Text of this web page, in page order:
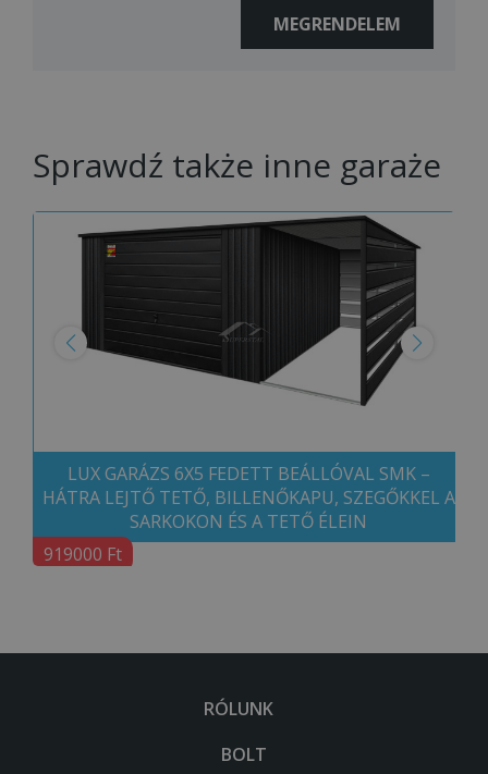
Sprawdź także inne garaże
LUX GARÁZS 6X5 FEDETT BEÁLLÓVAL SMK –
HÁTRA LEJTŐ TETŐ, BILLENŐKAPU, SZEGŐKKEL A
SARKOKON ÉS A TETŐ ÉLEIN
919000 Ft
RÓLUNK
BOLT